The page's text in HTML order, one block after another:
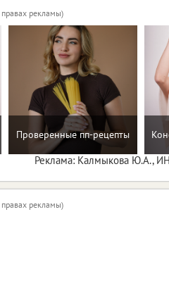
правах рекламы)
Проверенные пп-рецепты
Реклама: Калмыкова Ю.А.,
правах рекламы)